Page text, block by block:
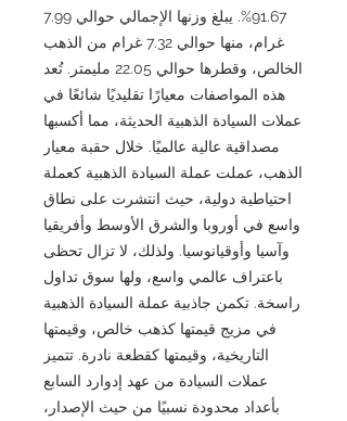
91.67%. يبلغ وزنها الإجمالي حوالي 7.99
غرام، منها حوالي 7.32 غرام من الذهب
الخالص، وقطرها حوالي 22.05 مليمتر. تُعد
هذه المواصفات معيارًا تقليديًا شائعًا في
عملات السيادة الذهبية الحديثة، مما أكسبها
مصداقية عالية عالميًا. خلال حقبة معيار
الذهب، عملت عملة السيادة الذهبية كعملة
احتياطية دولية، حيث انتشرت على نطاق
واسع في أوروبا والشرق الأوسط وأفريقيا
وآسيا وأوقيانوسيا. ولذلك، لا تزال تحظى
باعتراف عالمي واسع، ولها سوق تداول
راسخة. تكمن جاذبية عملة السيادة الذهبية
في مزيج قيمتها كذهب خالص، وقيمتها
التاريخية، وقيمتها كقطعة نادرة. تتميز
عملات السيادة من عهد إدوارد السابع
بأعداد محدودة نسبيًا من حيث الإصدار،